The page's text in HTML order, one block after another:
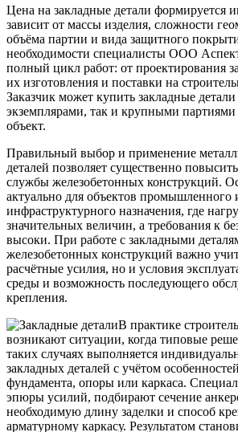
Цена на закладные детали формируется
зависит от массы изделия, сложности
объёма партии и вида защитного
необходимости специалисты ООО
полный цикл работ: от проектирования
их изготовления и поставки на
Заказчик может купить закладные
экземплярами, так и крупными
объект.
Правильный выбор и применение
деталей позволяет существенно
службы железобетонных конструкций.
актуально для объектов промышленного
инфраструктурного назначения, где
значительных величин, а требования к
высоки. При работе с закладными
железобетонных конструкций важно
расчётные усилия, но и условия
среды и возможность последующего
крепления.
В практике
возникают ситуации, когда типовые
таких случаях выполняется
закладных деталей с учётом
фундамента, опоры или каркаса.
эпюры усилий, подбирают сечение
необходимую длину заделки и способ
арматурному каркасу. Результатом